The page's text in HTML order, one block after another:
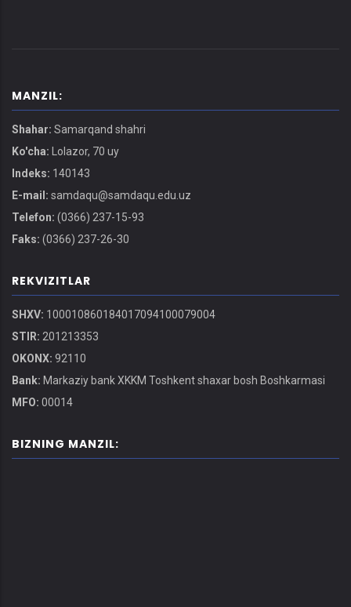
MANZIL:
Shahar: Samarqand shahri
Ko'cha: Lolazor, 70 uy
Indeks: 140143
E-mail: samdaqu@samdaqu.edu.uz
Telefon: (0366) 237-15-93
Faks: (0366) 237-26-30
REKVIZITLAR
SHXV: 100010860184017094100079004
STIR: 201213353
OKONX: 92110
Bank: Markaziy bank XKKM Toshkent shaxar bosh Boshkarmasi
MFO: 00014
BIZNING MANZIL: